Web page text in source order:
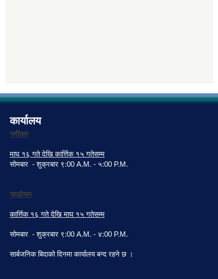
कार्यालय
गर्मीयाम
माघ १६ गते देखि कार्त्तिक १५ गतेसम्म
सोमबार - शुक्रबार ९:00 A.M. - ५:00 P.M.
जाडोयाम
कार्त्तिक १६ गते देखि माघ १५ गतेसम्म
सोमबार - शुक्रबार ९:00 A.M. - ४:00 P.M.
सार्बजनिक बिदाको दिनमा कार्यालय बन्द रहने छ ।